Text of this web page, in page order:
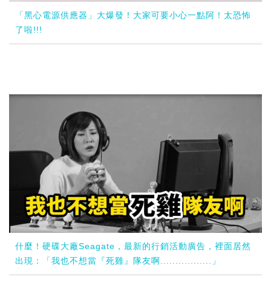
「黑心電源供應器」大爆發！大家可要小心一點阿！太恐怖
了啦!!!
什麼！硬碟大廠Seagate，最新的行銷活動廣告，裡面居然
出現：「我也不想當『死雞』隊友啊.................」